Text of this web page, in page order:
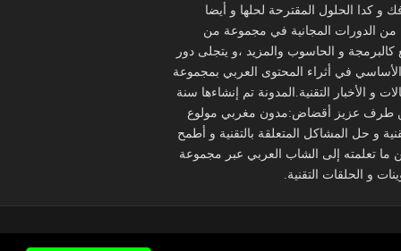
و كدا الحلول المقترحة لحلها و أيضا
الدورات المجانية في مجموعة من
كالبرمجة و الحاسوب والمزيد ،و يتجلى دور
الأساسي في أثراء المحتوى العربي بمجموعة
و الأخبار التقنية.المدونة تم إنشاءها سنة
من طرف عزيز أقضاض:مدون مغربي مولوع
و حل المشاكل المتعلقة بالتقنية و أطمح
ما تعلمته إلى الشاب العربي عبر مجموعة
و الحلقات التقنية.